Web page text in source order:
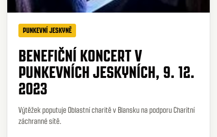
PUNKEVNÍ JESKYNĚ
BENEFIČNÍ KONCERT V
PUNKEVNÍCH JESKYNÍCH, 9. 12.
2023
Výtěžek poputuje Oblastní charitě v Blansku na podporu Charitní
záchranné sítě.